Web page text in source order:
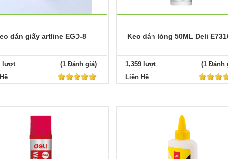
dán giấy artline EGD-8
lượt
(1 Đánh giá)
Keo dán lỏng 50ML Deli
1,359 lượt
(1 Đánh
Liên Hệ